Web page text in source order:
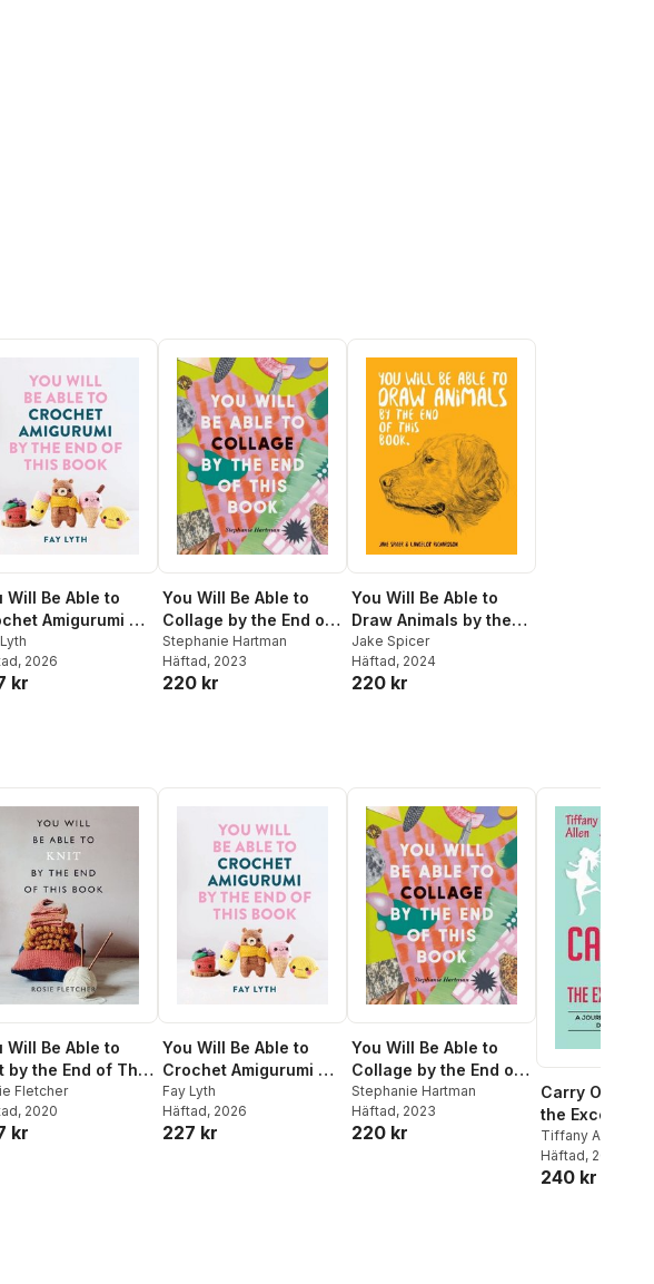
Will Be Able to
Amigurumi by
of This Book
, 2026
kr
You Will Be Able to
Collage by the End of
This Book
Stephanie Hartman
Häftad, 2023
220 kr
You Will Be Able to
Draw Animals by the
End of This Book
Jake Spicer
Häftad, 2024
220 kr
Will Be Able to
by the End of This
Fletcher
, 2020
kr
You Will Be Able to
Crochet Amigurumi by
the End of This Book
Fay Lyth
Häftad, 2026
227 kr
You Will Be Able to
Collage by the End of
This Book
Stephanie Hartman
Häftad, 2023
220 kr
Carry On and
the Excess
A Journey
Depression,
Cancer
Tiffany Allen
Häftad, 2016
240 kr